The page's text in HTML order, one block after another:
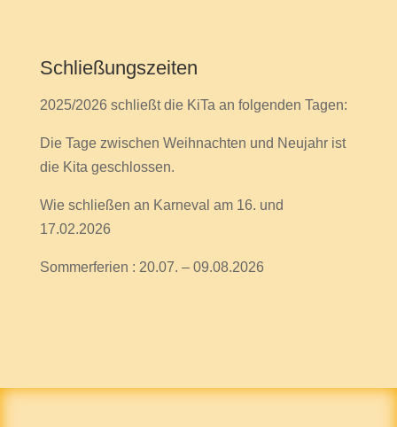
Schließungszeiten
2025/2026 schließt die KiTa an folgenden Tagen:
Die Tage zwischen Weihnachten und Neujahr ist
die Kita geschlossen.
Wie schließen an Karneval am 16. und
17.02.2026
Sommerferien : 20.07. – 09.08.2026